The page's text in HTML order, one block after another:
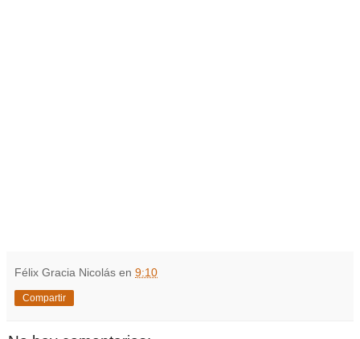
Félix Gracia Nicolás en 9:10
Compartir